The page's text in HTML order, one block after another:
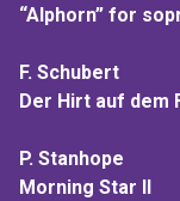
“Alphorn” for
F. Schubert
Der Hirt auf dem
P. Stanhope
Morning Star II